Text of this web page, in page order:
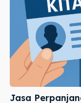
Jasa